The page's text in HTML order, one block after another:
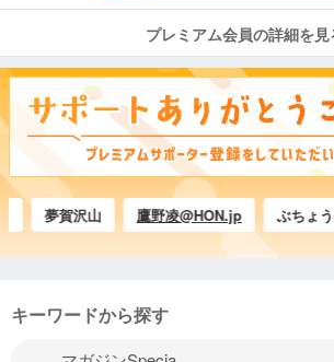
プレミアム会員の詳細を見
賀沢山 鷹野凌@HON.jp ぶちょう-NX
キーワードから探す